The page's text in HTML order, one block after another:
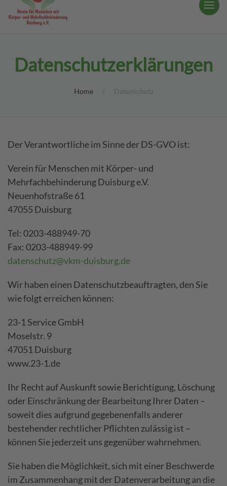
Datenschutzerklärungen
Home Datenschutz
Der Verantwortliche im Sinne der DS-GVO ist:
Verein für Menschen mit Körper- und
Mehrfachbehinderung Duisburg e.V.
Neuenhofstraße 61
47055 Duisburg
Tel: 0203-488949-70
Fax: 0203-488949-99
datenschutz@vkm-duisburg.de
Wir haben einen Datenschutzbeauftragten, den Sie
wie folgt erreichen können:
23-1 Service GmbH
Moselstr. 9
47051 Duisburg
www.23-1.de
Ihr Recht auf Auskunft sowie Berichtigung, Löschung
oder Einschränkung der Bearbeitung Ihrer Daten –
soweit dies aufgrund gegebenenfalls anderer
bestehender rechtlicher Pflichten zulässig ist –
können Sie jederzeit uns gegenüber wahrnehmen.
Sie haben die Möglichkeit, sich mit einer Beschwerde
im Zusammenhang mit der Datenverarbeitung an die